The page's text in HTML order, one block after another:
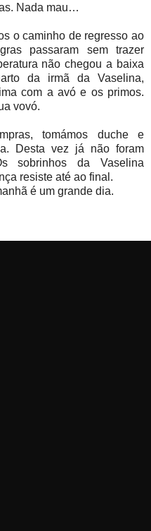
Nada mau…
o caminho de regresso ao
passaram sem trazer
não chegou a baixa
da irmã da Vaselina,
com a avó e os primos.
vovó.
tomámos duche e
Desta vez já não foram
sobrinhos da Vaselina
resiste até ao final.
é um grande dia.